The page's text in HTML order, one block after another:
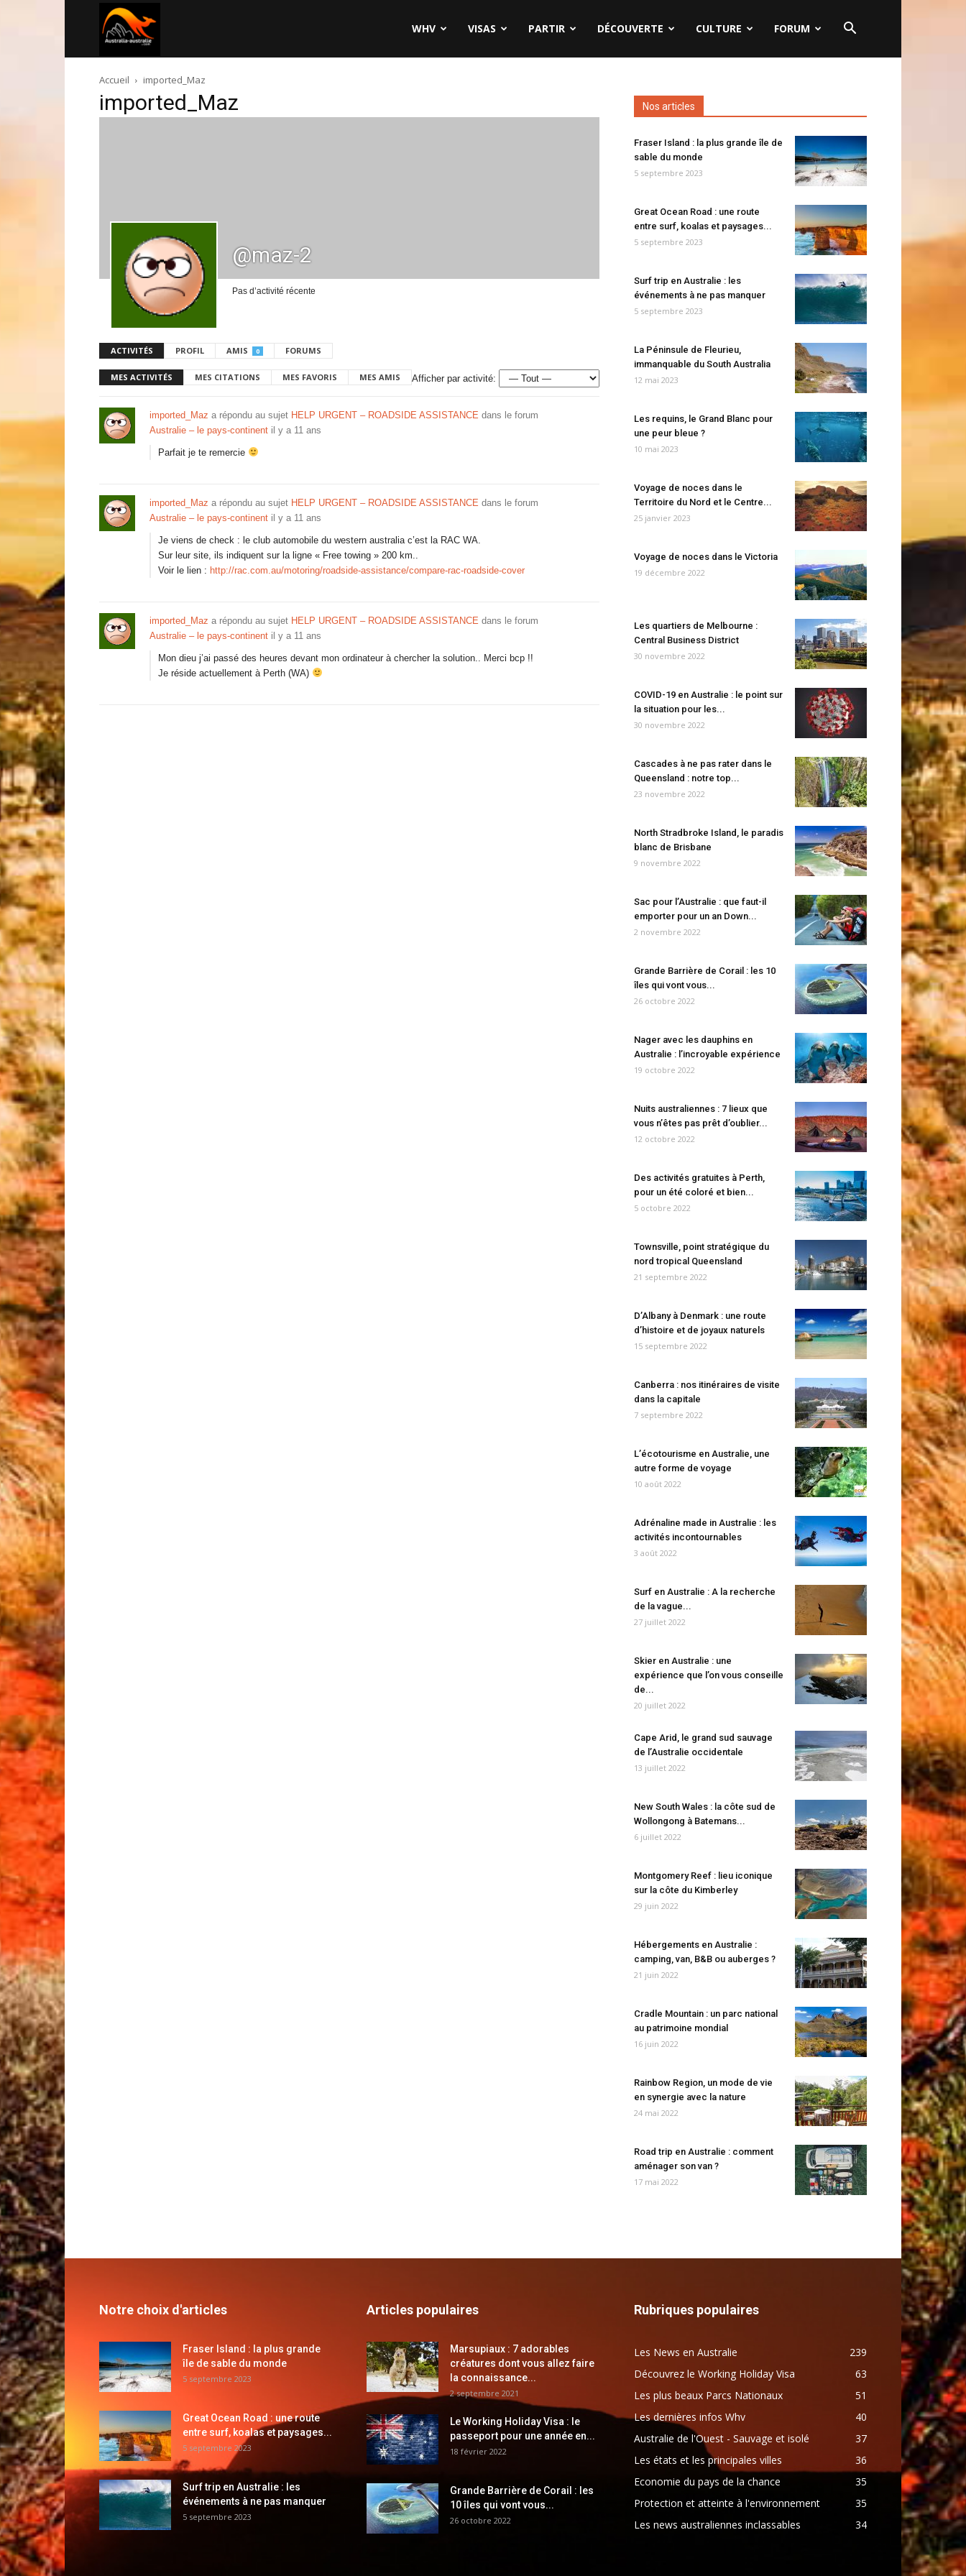
australie.com
WHV VISAS PARTIR DÉCOUVERTE CULTURE FORUM
Accueil imported_Maz
imported_Maz
@maz-2
Pas d’activité récente
ACTIVITÉS PROFIL AMIS 0 FORUMS
MES ACTIVITÉS MES CITATIONS MES FAVORIS MES AMIS Afficher par activité:
imported_Maz a répondu au sujet HELP URGENT – ROADSIDE ASSISTANCE dans le forum
Australie – le pays-continent il y a 11 ans
Parfait je te remercie
imported_Maz a répondu au sujet HELP URGENT – ROADSIDE ASSISTANCE dans le forum
Australie – le pays-continent il y a 11 ans
Je viens de check : le club automobile du western australia c’est la RAC WA.
Sur leur site, ils indiquent sur la ligne « Free towing » 200 km..
Voir le lien : http://rac.com.au/motoring/roadside-assistance/compare-rac-roadside-cover
imported_Maz a répondu au sujet HELP URGENT – ROADSIDE ASSISTANCE dans le forum
Australie – le pays-continent il y a 11 ans
Mon dieu j’ai passé des heures devant mon ordinateur à chercher la solution.. Merci bcp !!
Je réside actuellement à Perth (WA)
Nos articles
Fraser Island : la plus grande île de
sable du monde
5 septembre 2023
Great Ocean Road : une route
entre surf, koalas et paysages...
5 septembre 2023
Surf trip en Australie : les
événements à ne pas manquer
5 septembre 2023
La Péninsule de Fleurieu,
immanquable du South Australia
12 mai 2023
Les requins, le Grand Blanc pour
une peur bleue ?
10 mai 2023
Voyage de noces dans le
Territoire du Nord et le Centre...
25 janvier 2023
Voyage de noces dans le Victoria
19 décembre 2022
Les quartiers de Melbourne :
Central Business District
30 novembre 2022
COVID-19 en Australie : le point sur
la situation pour les...
30 novembre 2022
Cascades à ne pas rater dans le
Queensland : notre top...
23 novembre 2022
North Stradbroke Island, le paradis
blanc de Brisbane
9 novembre 2022
Sac pour l’Australie : que faut-il
emporter pour un an Down...
2 novembre 2022
Grande Barrière de Corail : les 10
îles qui vont vous...
26 octobre 2022
Nager avec les dauphins en
Australie : l’incroyable expérience
19 octobre 2022
Nuits australiennes : 7 lieux que
vous n’êtes pas prêt d’oublier...
12 octobre 2022
Des activités gratuites à Perth,
pour un été coloré et bien...
5 octobre 2022
Townsville, point stratégique du
nord tropical Queensland
21 septembre 2022
D’Albany à Denmark : une route
d’histoire et de joyaux naturels
15 septembre 2022
Canberra : nos itinéraires de visite
dans la capitale
7 septembre 2022
L’écotourisme en Australie, une
autre forme de voyage
10 août 2022
Adrénaline made in Australie : les
activités incontournables
3 août 2022
Surf en Australie : A la recherche
de la vague...
27 juillet 2022
Skier en Australie : une
expérience que l’on vous conseille
de...
20 juillet 2022
Cape Arid, le grand sud sauvage
de l’Australie occidentale
13 juillet 2022
New South Wales : la côte sud de
Wollongong à Batemans...
6 juillet 2022
Montgomery Reef : lieu iconique
sur la côte du Kimberley
29 juin 2022
Hébergements en Australie :
camping, van, B&B ou auberges ?
21 juin 2022
Cradle Mountain : un parc national
au patrimoine mondial
16 juin 2022
Rainbow Region, un mode de vie
en synergie avec la nature
24 mai 2022
Road trip en Australie : comment
aménager son van ?
17 mai 2022
Notre choix d'articles
Fraser Island : la plus grande
île de sable du monde
5 septembre 2023
Great Ocean Road : une route
entre surf, koalas et paysages...
5 septembre 2023
Surf trip en Australie : les
événements à ne pas manquer
5 septembre 2023
Articles populaires
Marsupiaux : 7 adorables
créatures dont vous allez faire
la connaissance...
2 septembre 2021
Le Working Holiday Visa : le
passeport pour une année en...
18 février 2022
Grande Barrière de Corail : les
10 îles qui vont vous...
26 octobre 2022
Rubriques populaires
Les News en Australie
239
Découvrez le Working Holiday Visa
63
Les plus beaux Parcs Nationaux
51
Les dernières infos Whv
40
Australie de l'Ouest - Sauvage et isolé
37
Les états et les principales villes
36
Economie du pays de la chance
35
Protection et atteinte à l'environnement
35
Les news australiennes inclassables
34